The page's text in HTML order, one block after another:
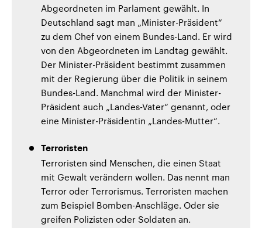
Abgeordneten im Parlament gewählt. In
Deutschland sagt man „Minister-Präsident“
zu dem Chef von einem Bundes-Land. Er wird
von den Abgeordneten im Landtag gewählt.
Der Minister-Präsident bestimmt zusammen
mit der Regierung über die Politik in seinem
Bundes-Land. Manchmal wird der Minister-
Präsident auch „Landes-Vater“ genannt, oder
eine Minister-Präsidentin „Landes-Mutter“.
Terroristen
Terroristen sind Menschen, die einen Staat
mit Gewalt verändern wollen. Das nennt man
Terror oder Terrorismus. Terroristen machen
zum Beispiel Bomben-Anschläge. Oder sie
greifen Polizisten oder Soldaten an.